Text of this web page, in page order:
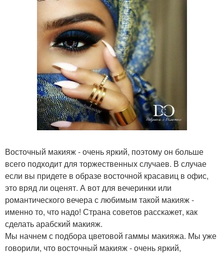
Восточный макияж - очень яркий, поэтому он больше
всего подходит для торжественных случаев. В случае
если вы придете в образе восточной красавиц в офис,
это вряд ли оценят. А вот для вечеринки или
романтического вечера с любимым такой макияж -
именно то, что надо! Страна советов расскажет, как
сделать арабский макияж.
Мы начнем с подбора цветовой гаммы макияжа. Мы уже
говорили, что восточный макияж - очень яркий,